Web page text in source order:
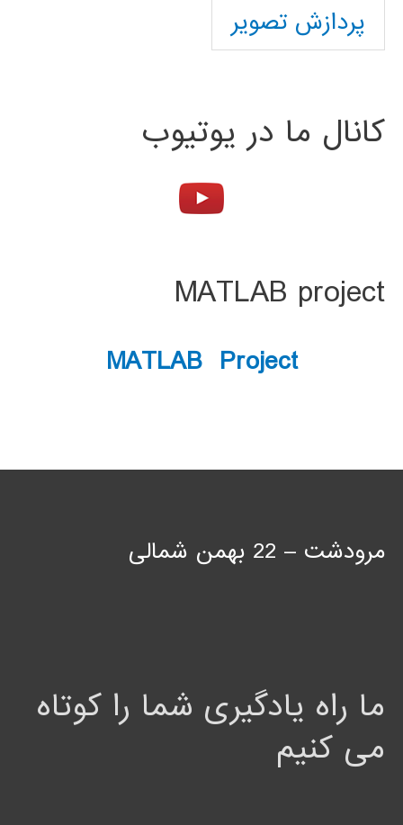
پردازش تصویر
کانال ما در یوتیوب
MATLAB project
MATLAB Project
مرودشت – 22 بهمن شمالی
ما راه یادگیری شما را کوتاه
می کنیم